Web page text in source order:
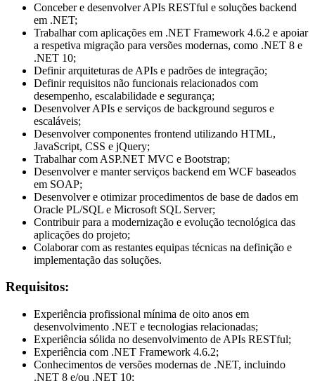
Conceber e desenvolver APIs RESTful e soluções backend
em .NET;
Trabalhar com aplicações em .NET Framework 4.6.2 e apoiar
a respetiva migração para versões modernas, como .NET 8 e
.NET 10;
Definir arquiteturas de APIs e padrões de integração;
Definir requisitos não funcionais relacionados com
desempenho, escalabilidade e segurança;
Desenvolver APIs e serviços de background seguros e
escaláveis;
Desenvolver componentes frontend utilizando HTML,
JavaScript, CSS e jQuery;
Trabalhar com ASP.NET MVC e Bootstrap;
Desenvolver e manter serviços backend em WCF baseados
em SOAP;
Desenvolver e otimizar procedimentos de base de dados em
Oracle PL/SQL e Microsoft SQL Server;
Contribuir para a modernização e evolução tecnológica das
aplicações do projeto;
Colaborar com as restantes equipas técnicas na definição e
implementação das soluções.
Requisitos:
Experiência profissional mínima de oito anos em
desenvolvimento .NET e tecnologias relacionadas;
Experiência sólida no desenvolvimento de APIs RESTful;
Experiência com .NET Framework 4.6.2;
Conhecimentos de versões modernas de .NET, incluindo
.NET 8 e/ou .NET 10;